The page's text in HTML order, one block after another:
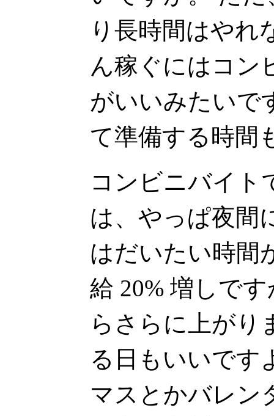
り長時間はやれ
ん稼ぐにはコン
がいいみたいで
て準備する時間
コンビニバイト
は、やっぱ夜間
はだいたい時間
給 20% 増しで
らさらに上がり
る日もいいです
マスとかバレン